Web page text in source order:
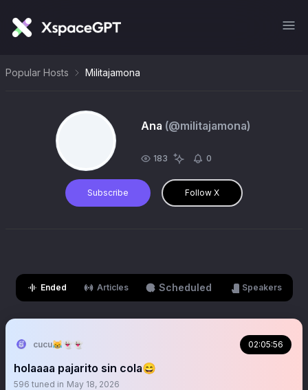
Popular Hosts Militajamona
Ana (@militajamona)
183 0
Subscribe Follow X
Ended Articles Scheduled Speakers
cucu😹👻👻 02:05:56
holaaaa pajarito sin cola😄
596 tuned in May 18, 2026